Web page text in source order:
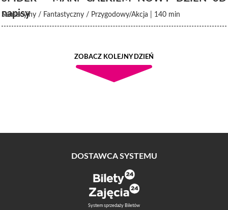
napisy
Sensacyjny / Fantastyczny / Przygodowy/Akcja | 140 min
ZOBACZ KOLEJNY DZIEŃ
DOSTAWCA SYSTEMU
System sprzedaży Biletów